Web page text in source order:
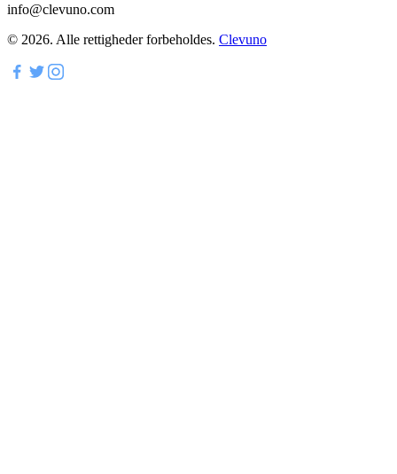
info@clevuno.com
© 2026. Alle rettigheder forbeholdes. Clevuno